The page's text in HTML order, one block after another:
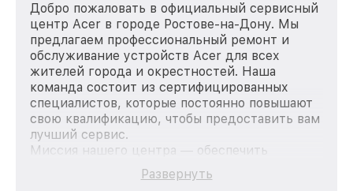
Добро пожаловать в официальный сервисный
центр Acer в городе Ростове-на-Дону. Мы
предлагаем профессиональный ремонт и
обслуживание устройств Acer для всех
жителей города и окрестностей. Наша
команда состоит из сертифицированных
специалистов, которые постоянно повышают
свою квалификацию, чтобы предоставить вам
лучший сервис.
Миссия нашего центра — обеспечить
качественный и доступный ремонт для
каждого пользователя продукции Acer, вне
Развернуть